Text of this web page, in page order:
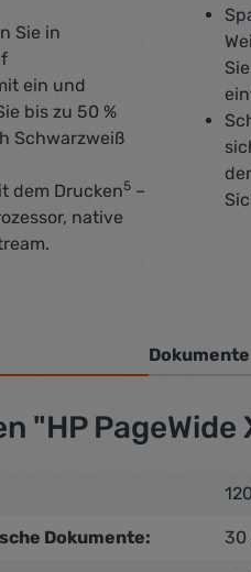
Sie in
ein und
bis zu 50 %
Schwarzweiß
dem Drucken5 –
native
Dokumente
"HP PageWide
Dokumente: 30